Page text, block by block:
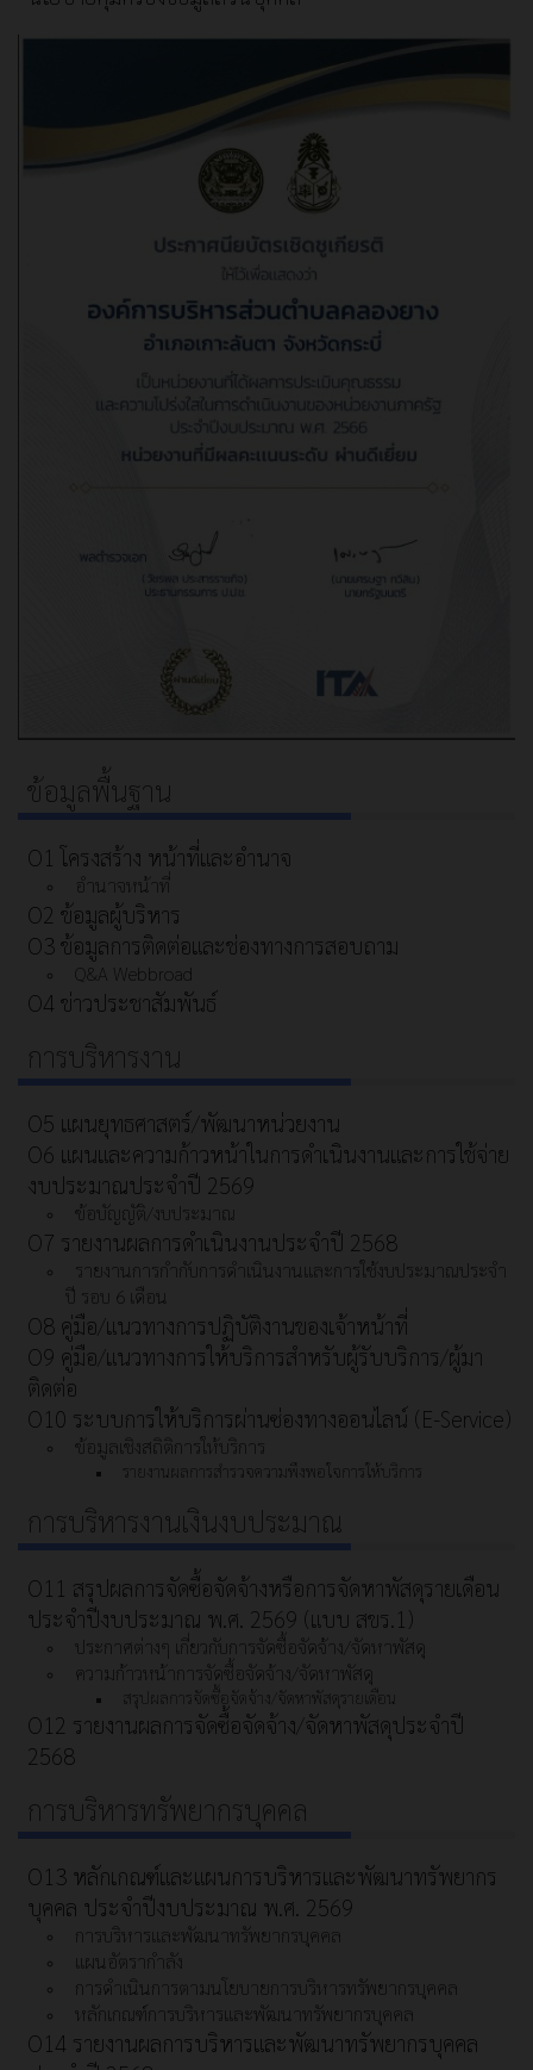
ข้อมูลพื้นฐาน
O1 โครงสร้าง หน้าที่และอำนาจ
อำนาจหน้าที่
O2 ข้อมูลผู้บริหาร
O3 ข้อมูลการติดต่อและช่องทางการสอบถาม
Q&A Webbroad
O4 ข่าวประชาสัมพันธ์
การบริหารงาน
O5 แผนยุทธศาสตร์/พัฒนาหน่วยงาน
O6 แผนและความก้าวหน้าในการดําเนินงานและการใช้จ่าย
งบประมาณประจําปี 2569
ข้อบัญญัติ/งบประมาณ
O7 รายงานผลการดำเนินงานประจำปี 2568
รายงานการกำกับการดำเนินงานและการใช้งบประมาณประจำ
ปี รอบ 6 เดือน
O8 คู่มือ/แนวทางการปฏิบัติงานของเจ้าหน้าที่
O9 คู่มือ/แนวทางการให้บริการสำหรับผู้รับบริการ/ผู้มา
ติดต่อ
O10 ระบบการให้บริการผ่านซ่องทางออนไลน์ (E-Service)
ข้อมูลเชิงสถิติการให้บริการ
รายงานผลการสำรวจความพึงพอใจการให้บริการ
การบริหารงานเงินงบประมาณ
O11 สรุปผลการจัดซื้อจัดจ้างหรือการจัดหาพัสดุรายเดือน
ประจำปีงบประมาณ พ.ศ. 2569 (แบบ สขร.1)
ประกาศต่างๆ เกี่ยวกับการจัดซื้อจัดจ้าง/จัดหาพัสดุ
ความก้าวหน้าการจัดซื้อจัดจ้าง/จัดหาพัสดุ
สรุปผลการจัดซื้อจัดจ้าง/จัดหาพัสดุรายเดือน
O12 รายงานผลการจัดซื้อจัดจ้าง/จัดหาพัสดุประจำปี
2568
การบริหารทรัพยากรบุคคล
O13 หลักเกณฑ์และแผนการบริหารและพัฒนาทรัพยากร
บุคคล ประจำปีงบประมาณ พ.ศ. 2569
การบริหารและพัฒนาทรัพยากรบุคคล
แผนอัตรากำลัง
การดำเนินการตามนโยบายการบริหารทรัพยากรบุคคล
หลักเกณฑ์การบริหารและพัฒนาทรัพยากรบุคคล
O14 รายงานผลการบริหารและพัฒนาทรัพยากรบุคคล